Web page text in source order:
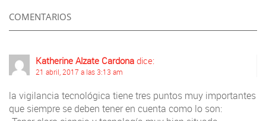
COMENTARIOS
Katherine Alzate Cardona dice:
21 abril, 2017 a las 3:13 am
la vigilancia tecnológica tiene tres puntos muy importantes
que siempre se deben tener en cuenta como lo son: